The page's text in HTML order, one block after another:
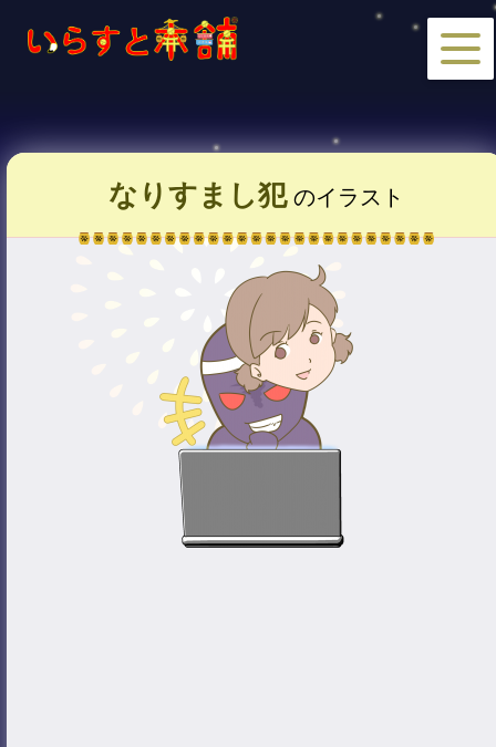
なりすまし犯のイラスト